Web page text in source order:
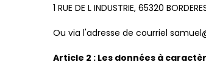
1 RUE DE L INDUSTRIE, 65320
Ou via l'adresse de courriel
Article 2 : Les données à